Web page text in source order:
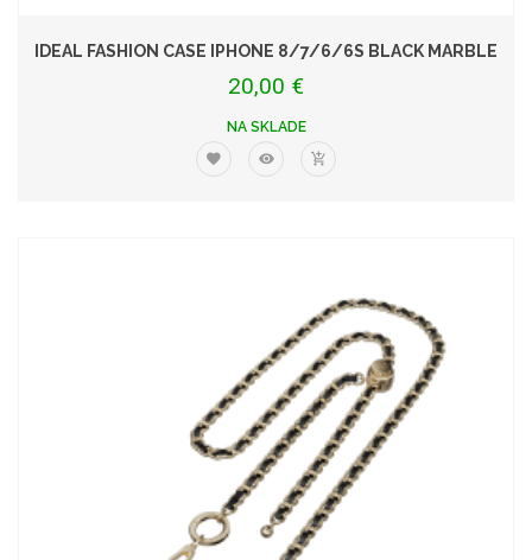
IDEAL FASHION CASE IPHONE 8/7/6/6S BLACK MARBLE
20,00 €
NA SKLADE